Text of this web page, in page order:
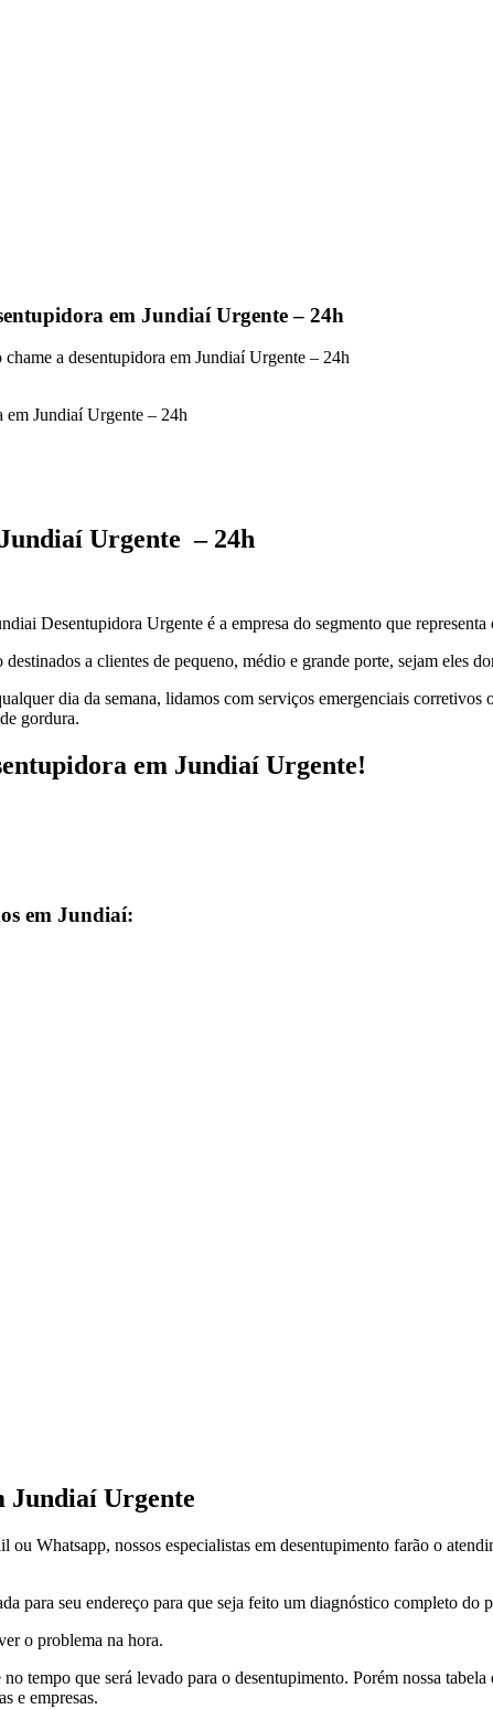
em Jundiaí Urgente – 24h
a desentupidora em Jundiaí Urgente – 24h
Urgente – 24h
Desentupidora Urgente é a empresa do segmento que
a clientes de pequeno, médio e grande porte, sejam eles
dia da semana, lidamos com serviços emergenciais
gordura.
em Jundiaí Urgente!
em Jundiaí:
Jundiaí Urgente
Whatsapp, nossos especialistas em desentupimento farão o
para seu endereço para que seja feito um diagnóstico completo
o problema na hora.
tempo que será levado para o desentupimento. Porém nossa
e empresas.